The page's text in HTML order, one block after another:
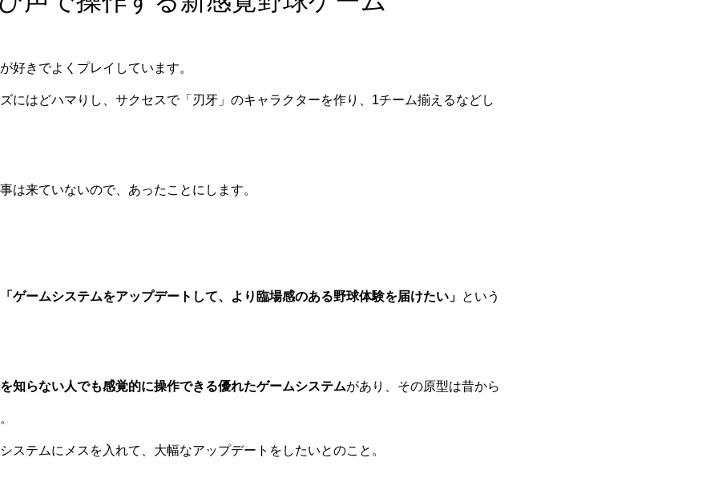
好きでよくプレイしています。
にはどハマりし、サクセスで「刃牙」のキャラクターを作り、1チーム揃えるなどし
は来ていないので、あったことにします。
「ゲームシステムをアップデートして、より臨場感のある野球体験を届けたい」 という
知らない人でも感覚的に操作できる優れたゲームシステムがあり、その原型は昔から
ステムにメスを入れて、大幅なアップデートをしたいとのこと。